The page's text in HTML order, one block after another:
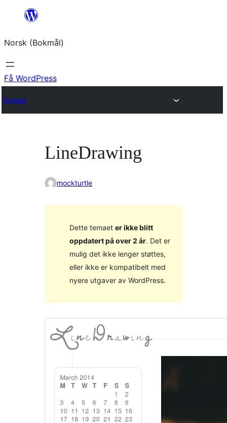
Hopp
innhold
Norsk (Bokmål)
Få WordPress
Temaer
LineDrawing
mockturtle
Dette temaet er ikke blitt
oppdatert på over 2 år. Det er
mulig det ikke lenger støttes,
eller ikke er kompatibelt med
nyere utgaver av WordPress.